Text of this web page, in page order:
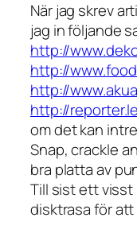
När jag skrev
jag in följande
http://
http://
http://
http://
om det kan
Snap, crackle
bra platta av
Till sist ett visst
disktrasa för